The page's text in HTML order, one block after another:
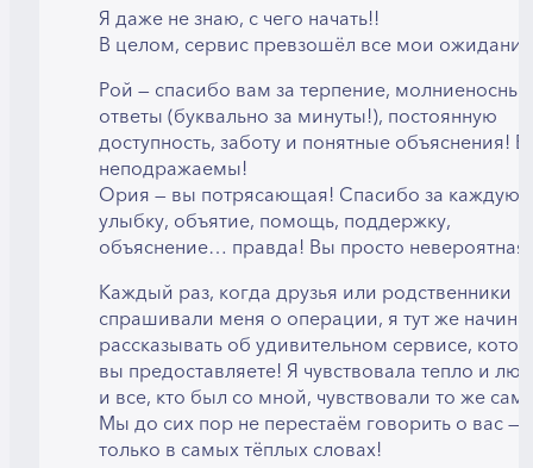
Я даже не знаю, с чего начать!!
В целом, сервис превзошёл все мои
Рой — спасибо вам за терпение, молниеносные
ответы (буквально за минуты!), постоянную
доступность, заботу и понятные объяснения!
неподражаемы!
Ория — вы потрясающая! Спасибо за каждую
улыбку, объятие, помощь, поддержку,
объяснение… правда! Вы просто невероятная!
Каждый раз, когда друзья или родственники
спрашивали меня о операции, я тут же
рассказывать об удивительном сервисе,
вы предоставляете! Я чувствовала тепло и
и все, кто был со мной, чувствовали то же
Мы до сих пор не перестаём говорить о вас —
только в самых тёплых словах!